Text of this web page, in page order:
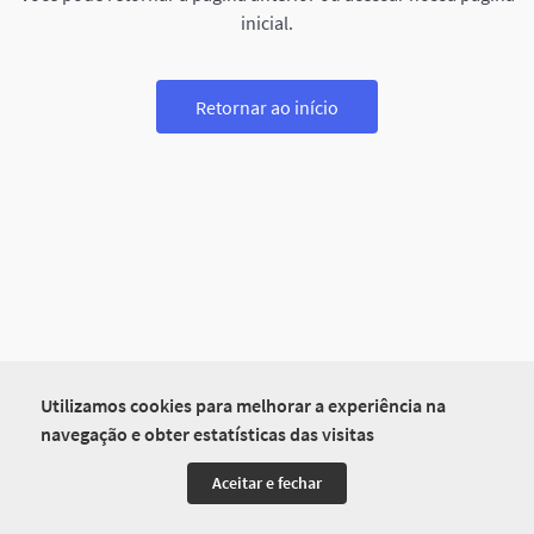
Utilizamos cookies para melhorar a experiência na
navegação e obter estatísticas das visitas
Aceitar e fechar
inicial.
Retornar ao início